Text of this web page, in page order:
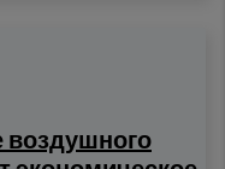
воздушного